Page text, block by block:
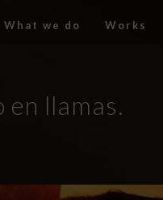
What we do Works
en llamas.